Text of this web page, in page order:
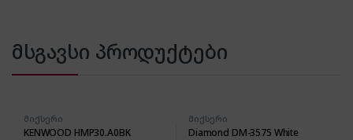
მსგავსი პროდუქტები
მიქსერი
KENWOOD HMP30.A0BK
მიქსერი
Diamond DM-3575 White